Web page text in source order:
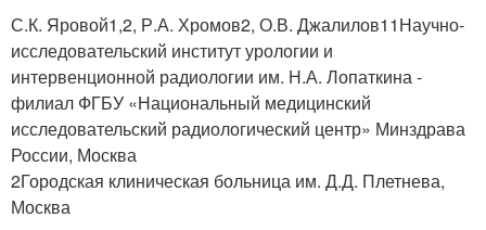
С.К. Яровой1,2, Р.А. Хромов2, О.В. Джалилов11Научно-
исследовательский институт урологии и
интервенционной радиологии им. Н.А. Лопаткина -
филиал ФГБУ «Национальный медицинский
исследовательский радиологический центр» Минздрава
России, Москва
2Городская клиническая больница им. Д.Д. Плетнева,
Москва